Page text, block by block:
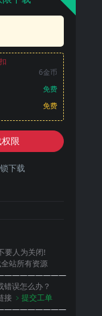
6金币
免费
免费
限
下载
要人为关闭!
站所有资源
错误怎么办？
接 ﹥提交工单